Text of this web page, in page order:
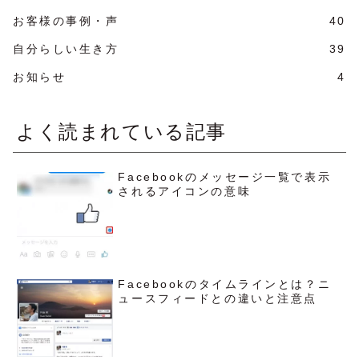
お客様の事例・声 40
自分らしい生き方 39
お知らせ 4
よく読まれている記事
Facebookのメッセージ一覧で表示
されるアイコンの意味
Facebookのタイムラインとは？ニ
ュースフィードとの違いと注意点